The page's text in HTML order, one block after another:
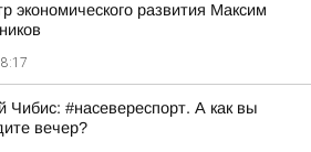
экономического развития Максим
Чибис: #насевереспорт. А как вы
вечер?